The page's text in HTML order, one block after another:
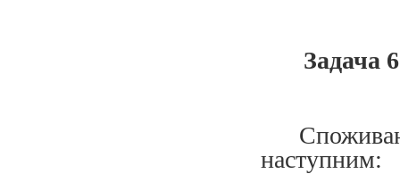
Задача 6
наступним: